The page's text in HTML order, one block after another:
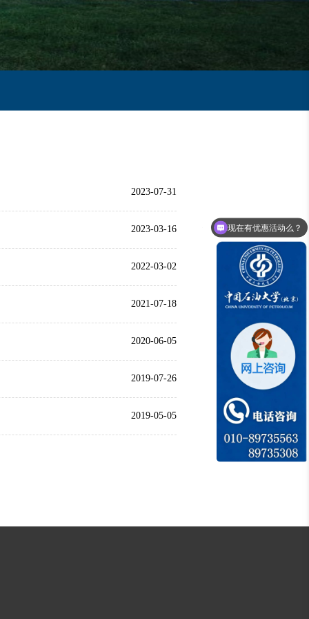
2023-07-31
2023-03-16
2022-03-02
2021-07-18
2020-06-05
2019-07-26
2019-05-05
现在有优惠活动么？